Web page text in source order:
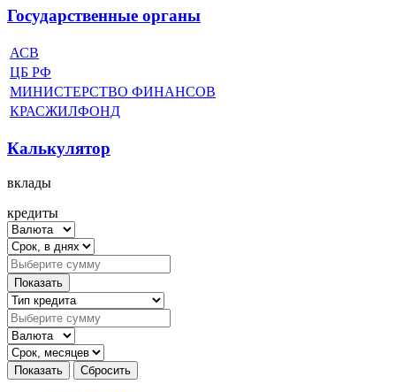
Государственные органы
АСВ
ЦБ РФ
МИНИСТЕРСТВО ФИНАНСОВ
КРАСЖИЛФОНД
Калькулятор
вклады
кредиты